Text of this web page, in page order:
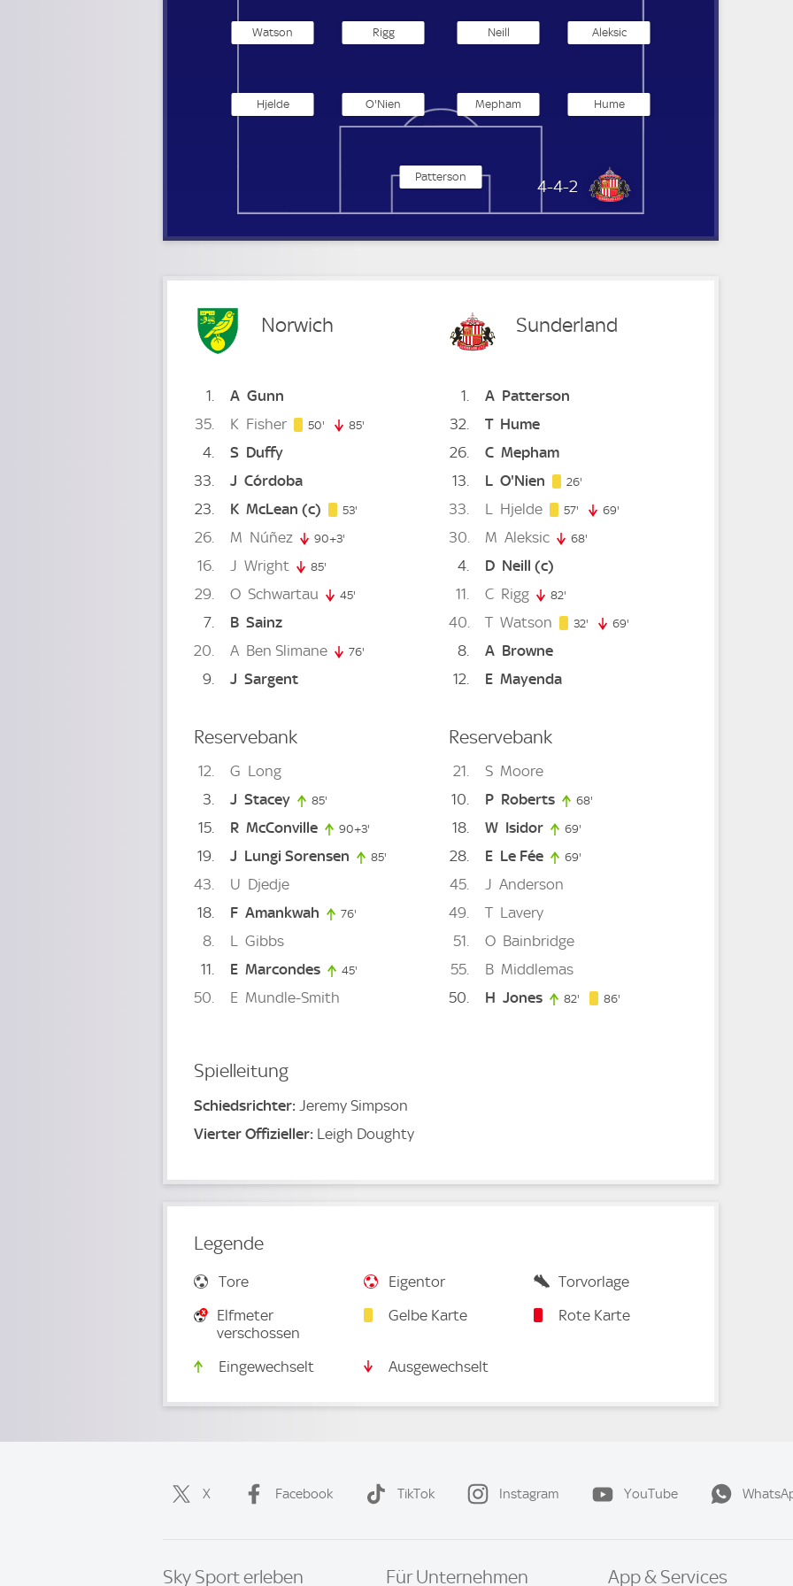
Sunderland
4-4-2
Patterson
Hume
Mepham
O'Nien
Hjelde
Aleksic
Neill
Rigg
Watson
Norwich
1 A Gunn
35
K Fisher 50' 50. minute
85'
4 S Duffy
33
J Córdoba
23
K McLean (c) 53'
26 M Núñez 90+3'
16 J Wright 85'
29 O Schwartau 45'
7 B Sainz
20
A Ben Slimane 76'
9 J Sargent
Reservebank
12 G Long
3
J Stacey 85'
15 R McConville 90+3'
19 J Lungi Sorensen 85'
43 U Djedje
18
F Amankwah 76'
8 L Gibbs
11
E Marcondes 45'
50 E Mundle-Smith
Sunderland
1 A Patterson
32
T Hume
26
C Mepham
13
L O'Nien 26'
33 L Hjelde 57' 57. minute
69'
30 M Aleksic 68'
4 D Neill (c)
11
C Rigg 82'
40 T Watson 32' 32. minute
69'
8 A Browne
12
E Mayenda
Reservebank
21 S Moore
10
P Roberts 68'
18 W Isidor 69'
28 E Le Fée 69'
45 J Anderson
49
T Lavery
51
O Bainbridge
55
B Middlemas
50
H Jones 82' 82. minute
86'
Spielleitung
Schiedsrichter: Jeremy Simpson
Vierter Offizieller: Leigh Doughty
Legende
Tore Eigentor
Torvorlage
Elfmeter
verschossen
Gelbe Karte Rote Karte
Eingewechselt Ausgewechselt
X Facebook TikTok Instagram YouTube
Sky Sport erleben Für Unternehmen App & Services